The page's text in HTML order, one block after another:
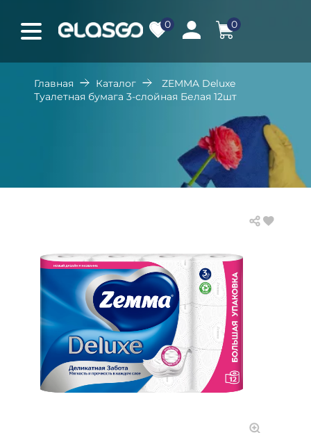
0 0
Главная Каталог
ZEMMA Deluxe
Туалетная бумага 3-слойная Белая 12шт